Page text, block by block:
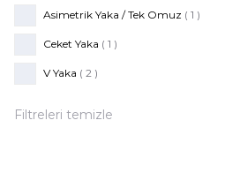
Asimetrik Yaka / Tek Omuz ( 1 )
Ceket Yaka ( 1 )
V Yaka ( 2 )
Filtreleri temizle